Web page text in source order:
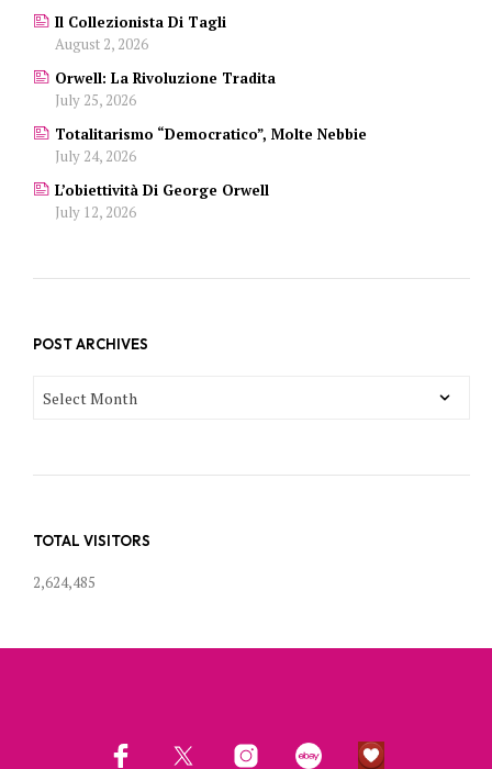
Il Collezionista Di Tagli
August 2, 2026
Orwell: La Rivoluzione Tradita
July 25, 2026
Totalitarismo “democratico”, Molte Nebbie
July 24, 2026
L’obiettività Di George Orwell
July 12, 2026
POST ARCHIVES
POST
TOTAL VISITORS
2,624,485